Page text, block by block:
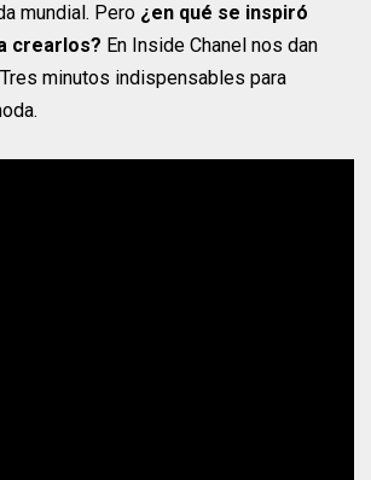
mundial. Pero ¿en qué se inspiró
crearlos? En Inside Chanel nos dan
minutos indispensables para